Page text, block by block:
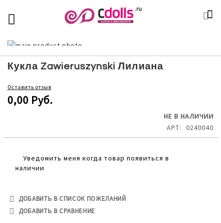
TO
CONTENT
Кукла Zawieruszynski Лилиана
Оставить отзыв
0,00 Руб.
НЕ В НАЛИЧИИ
АРТ
0240040
Уведомить меня когда товар появиться в
наличии
ДОБАВИТЬ В СПИСОК ПОЖЕЛАНИЙ
ДОБАВИТЬ В СРАВНЕНИЕ
Skip
to
the
end
of
the
images
Skip
to
the
beginning
of
the